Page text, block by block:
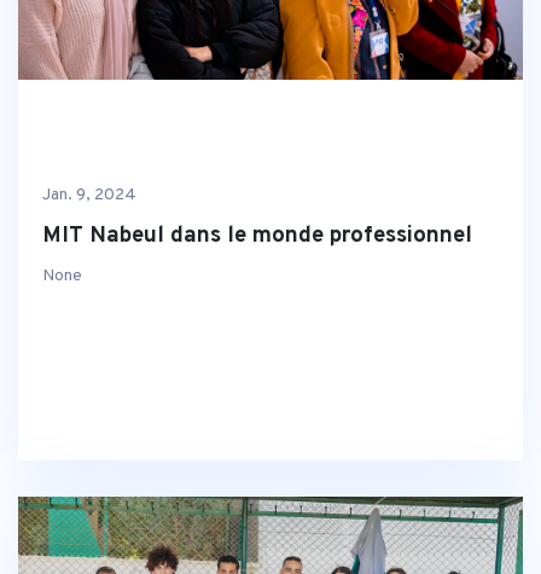
Jan. 9, 2024
MIT Nabeul dans le monde professionnel
None